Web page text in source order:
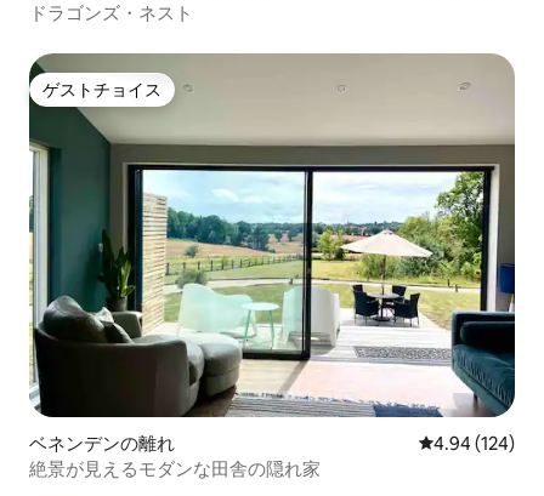
ドラゴンズ・ネスト
ゲストチョイス
ゲストチョイス
ベネンデンの離れ レビュー124
4.94 (124)
絶景が見えるモダンな田舎の隠れ家